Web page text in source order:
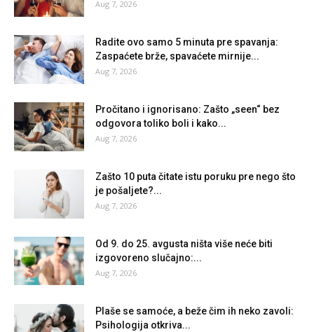
Aug 7, 2026
Radite ovo samo 5 minuta pre spavanja:
Zaspaćete brže, spavaćete mirnije...
Aug 7, 2026
Pročitano i ignorisano: Zašto „seen“ bez
odgovora toliko boli i kako...
Aug 7, 2026
Zašto 10 puta čitate istu poruku pre nego što
je pošaljete?...
Aug 7, 2026
Od 9. do 25. avgusta ništa više neće biti
izgovoreno slučajno:...
Aug 7, 2026
Plaše se samoće, a beže čim ih neko zavoli:
Psihologija otkriva...